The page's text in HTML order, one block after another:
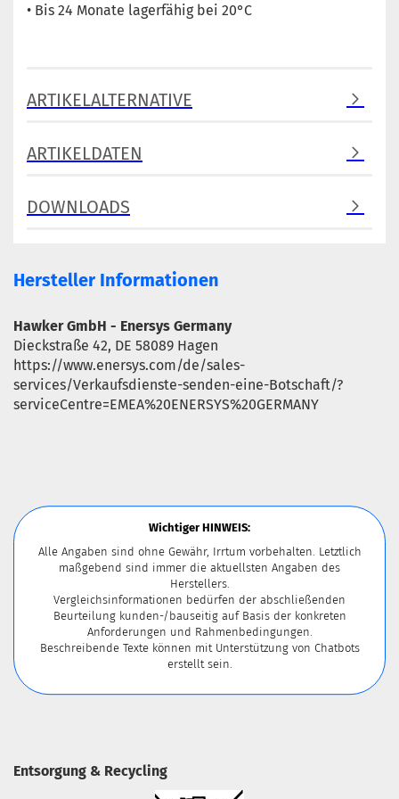
• Bis 24 Monate lagerfähig bei 20°C
ARTIKELALTERNATIVE
ARTIKELDATEN
DOWNLOADS
Hersteller Informationen
Hawker GmbH - Enersys Germany
Dieckstraße 42, DE 58089 Hagen
https://www.enersys.com/de/sales-
services/Verkaufsdienste-senden-eine-Botschaft/?
serviceCentre=EMEA%20ENERSYS%20GERMANY
Wichtiger HINWEIS:
Alle Angaben sind ohne Gewähr, Irrtum vorbehalten. Letztlich
maßgebend sind immer die aktuellsten Angaben des
Herstellers.
Vergleichsinformationen bedürfen der abschließenden
Beurteilung kunden-/bauseitig auf Basis der konkreten
Anforderungen und Rahmenbedingungen.
Beschreibende Texte können mit Unterstützung von Chatbots
erstellt sein.
Entsorgung & Recycling